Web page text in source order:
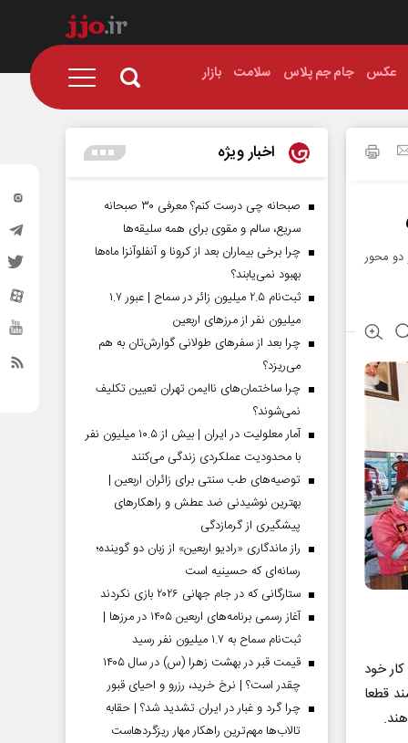
عکس جام جم پلاس سلامت بازار
محور
خود
قطعا
اخبار ویژه
صبحانه چی درست کنم؟ معرفی ۳۰ صبحانه
سریع، سالم و مقوی برای همه سلیقه‌ها
چرا برخی بیماران بعد از کرونا و آنفلوآنزا ماه‌ها
بهبود نمی‌یابند؟
ثبت‌نام ۲.۵ میلیون زائر در سماح | عبور ۱.۷
میلیون نفر از مرز‌های اربعین
چرا بعد از سفرهای طولانی گوارش‌تان به هم
می‌ریزد؟
چرا ساختمان‌های ناایمن تهران تعیین تکلیف
نمی‌شوند؟
آمار معلولیت در ایران | بیش از ۱۰.۵ میلیون نفر
با محدودیت عملکردی زندگی می‌کنند
توصیه‌های طب سنتی برای زائران اربعین |
بهترین نوشیدنی ضد عطش و راهکارهای
پیشگیری از گرمازدگی
راز ماندگاری «رادیو اربعین» از زبان دو گوینده؛
رسانه‌ای که حسینیه است
ستارگانی که در جام جهانی ۲۰۲۶ بازی نکردند
آغاز رسمی برنامه‌های اربعین ۱۴۰۵ در مرز‌ها |
ثبت‌نام سماح به ۱.۷ میلیون نفر رسید
قیمت قبر در بهشت زهرا (س) در سال ۱۴۰۵
چقدر است؟ | نرخ خرید، رزرو و احیای قبور
چرا گرد و غبار در ایران تشدید شد؟ | حقابه
تالاب‌ها مهم‌ترین راهکار مهار ریزگردهاست